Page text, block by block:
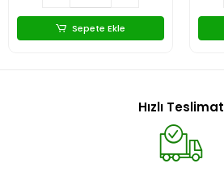
Sepete Ekle
Hızlı Teslimat